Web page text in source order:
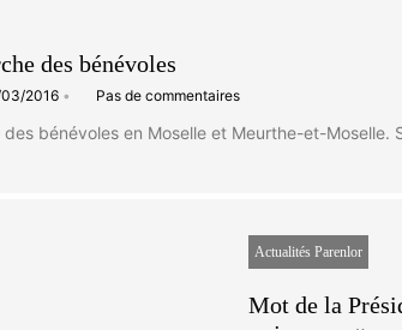
des bénévoles
2016 • Pas de commentaires
bénévoles en Moselle et Meurthe-et-
Actualités Parenlor
Mot de la